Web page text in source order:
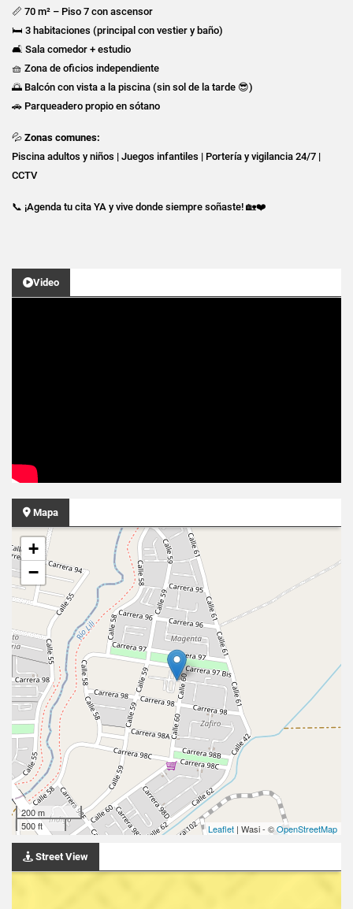
📏 70 m² – Piso 7 con ascensor
🛏️ 3 habitaciones (principal con vestier y baño)
🛋️ Sala comedor + estudio
🧺 Zona de oficios independiente
🌅 Balcón con vista a la piscina (sin sol de la tarde 😎)
🚗 Parqueadero propio en sótano
💦 Zonas comunes:
Piscina adultos y niños | Juegos infantiles | Portería y vigilancia 24/7 |
CCTV
📞 ¡Agenda tu cita YA y vive donde siempre soñaste! 🏡❤️
Video
Mapa
+
−
200 m
500 ft
Leaflet | Wasi - ©OpenStreetMap
Street View